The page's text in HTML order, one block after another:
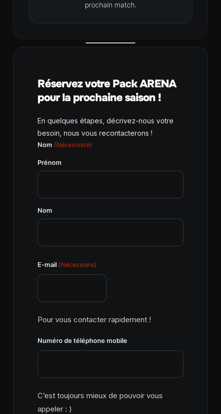
prochain match.
Réservez votre Pack ARENA
pour la prochaine saison !
En quelques étapes, décrivez-nous votre
besoin, nous vous recontacterons !
Nom (Nécessaire)
Prénom
Nom
E-mail (Nécessaire)
Pour vous contacter rapidement !
Numéro de téléphone mobile
C’est toujours mieux de pouvoir vous
appeler : )